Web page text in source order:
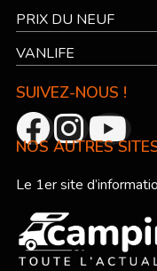
PRIX DU NEUF
VANLIFE
SUIVEZ-NOUS !
NOS AUTRES
Le 1er site